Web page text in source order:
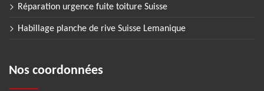
Réparation urgence fuite toiture Suisse
Habillage planche de rive Suisse Lemanique
Nos coordonnées